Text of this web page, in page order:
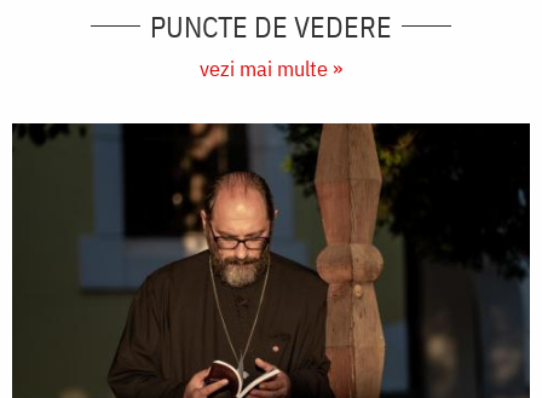
PUNCTE DE VEDERE
vezi mai multe »